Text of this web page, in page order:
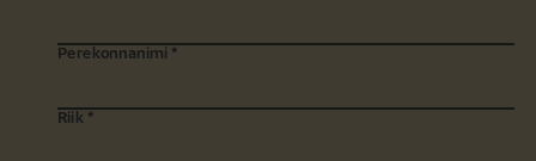
Perekonnanimi *
Riik *